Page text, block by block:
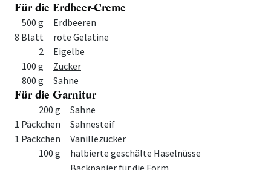
Für die Erdbeer-Creme
MengeZutat
500 g
Erdbeeren
8 Blatt
rote Gelatine
2
Eigelbe
100 g
Zucker
800 g
Sahne
Für die Garnitur
MengeZutat
200 g
Sahne
1 Päckchen
Sahnesteif
1 Päckchen
Vanillezucker
100 g
halbierte geschälte Haselnüsse
Backpapier für die Form